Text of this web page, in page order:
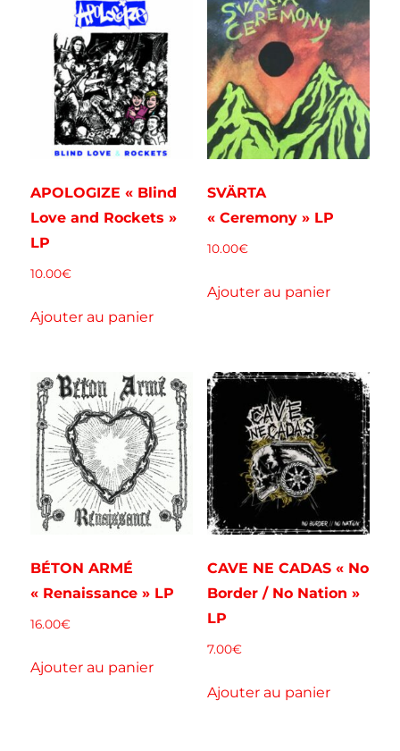
APOLOGIZE « Blind
Love and Rockets »
LP
10.00€
Ajouter au panier
SVÄRTA
« Ceremony » LP
10.00€
Ajouter au panier
BÉTON ARMÉ
« Renaissance » LP
16.00€
Ajouter au panier
CAVE NE CADAS « No
Border / No Nation »
LP
7.00€
Ajouter au panier